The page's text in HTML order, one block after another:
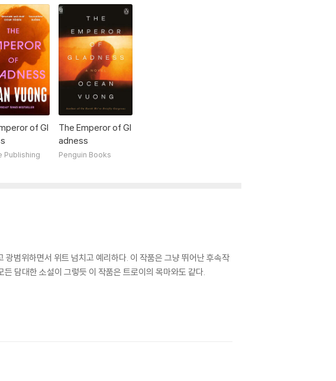
미국을 대표하는 작가 중 한 사람으로 평가받고 있다.
of Gl
Publishing
The Emperor of Gl
adness
Penguin Books
광범위하면서 위트 넘치고 예리하다. 이 작품은 그냥 뛰어난 후속작
담대한 소설이 그렇듯 이 작품은 트로이의 목마와도 같다.